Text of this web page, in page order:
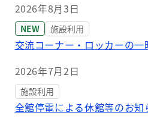
2026年8月3日
NEW 施設利用
交流コーナー・ロッカーの
2026年7月2日
施設利用
全館停電による休館等のお